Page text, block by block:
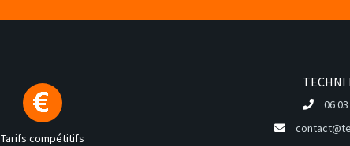
Tarifs compétitifs
TECHNI
06